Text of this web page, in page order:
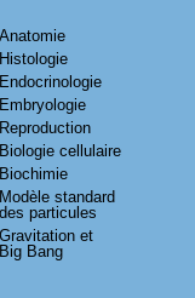
Anatomie
Histologie
Endocrinologie
Embryologie
Reproduction
Biologie cellulaire
Biochimie
Modèle standard
des particules
Gravitation et
Big Bang